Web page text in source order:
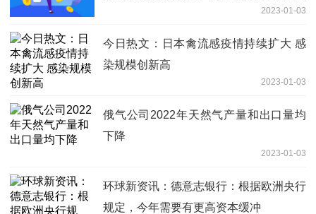
2023-01-03
今日热文：日本禽流感疫情持续扩大 感
染规模创新高
2023-01-03
俄气公司2022年天然气产量和出口量均
下降
2023-01-03
环球新资讯：德意志银行：根据欧洲央行
规定，今年需要有更高资本缓冲